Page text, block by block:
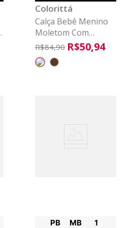
Colorittá
Calça Bebê Menino
Moletom Com
Bolsos Colorittá
Preto
R$84,90 R$50,94
PB MB 1